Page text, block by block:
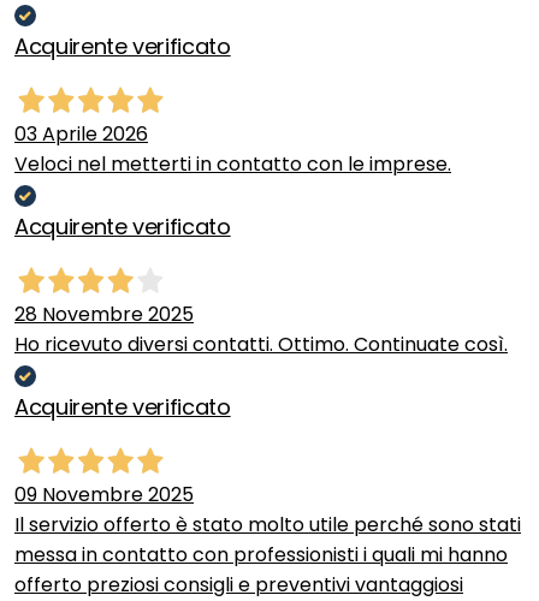
Acquirente verificato
03 Aprile 2026
Veloci nel metterti in contatto con le imprese.
Acquirente verificato
28 Novembre 2025
Ho ricevuto diversi contatti. Ottimo. Continuate così.
Acquirente verificato
09 Novembre 2025
Il servizio offerto è stato molto utile perché sono stati
messa in contatto con professionisti i quali mi hanno
offerto preziosi consigli e preventivi vantaggiosi